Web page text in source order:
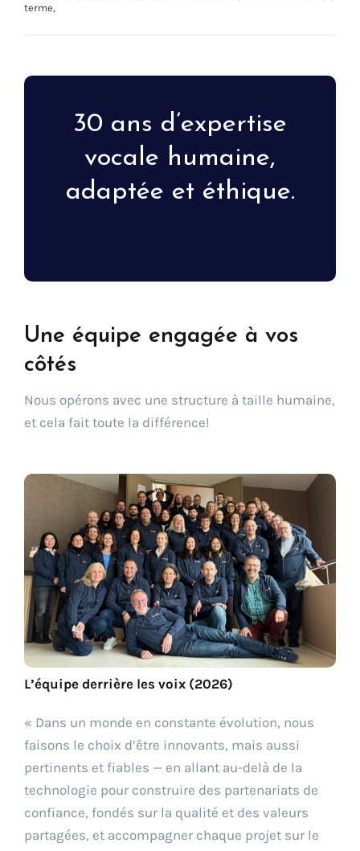
terme,
30 ans d’expertise
vocale humaine,
adaptée et éthique.
Une équipe engagée à vos
côtés
Nous opérons avec une structure à taille humaine,
et cela fait toute la différence!
L’équipe derrière les voix (2026)
« Dans un monde en constante évolution, nous
faisons le choix d’être innovants, mais aussi
pertinents et fiables — en allant au-delà de la
technologie pour construire des partenariats de
confiance, fondés sur la qualité et des valeurs
partagées, et accompagner chaque projet sur le